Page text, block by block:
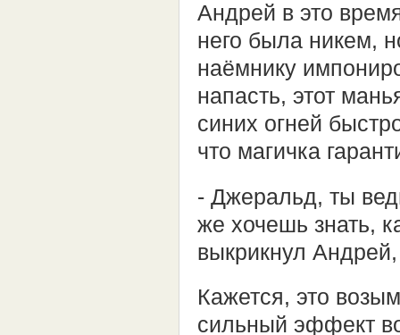
Андрей в это
него была никем,
наёмнику
напасть, этот
синих огней
что магичка
- Джеральд, ты
же хочешь знать,
выкрикнул
Кажется, это
сильный эффект